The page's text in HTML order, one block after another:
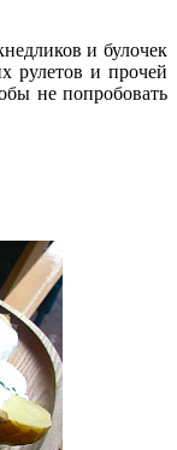
и булочек
рулетов и прочей
не попробовать